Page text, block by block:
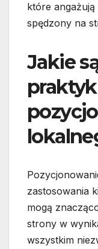
które
spędzony na
Jakie
zastosowania
mogą
strony w
wszystkim